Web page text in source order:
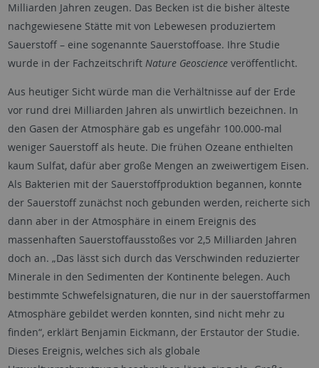
Milliarden Jahren zeugen. Das Becken ist die bisher älteste
nachgewiesene Stätte mit von Lebewesen produziertem
Sauerstoff – eine sogenannte Sauerstoffoase. Ihre Studie
wurde in der Fachzeitschrift Nature Geoscience veröffentlicht.
Aus heutiger Sicht würde man die Verhältnisse auf der Erde
vor rund drei Milliarden Jahren als unwirtlich bezeichnen. In
den Gasen der Atmosphäre gab es ungefähr 100.000-mal
weniger Sauerstoff als heute. Die frühen Ozeane enthielten
kaum Sulfat, dafür aber große Mengen an zweiwertigem Eisen.
Als Bakterien mit der Sauerstoffproduktion begannen, konnte
der Sauerstoff zunächst noch gebunden werden, reicherte sich
dann aber in der Atmosphäre in einem Ereignis des
massenhaften Sauerstoffausstoßes vor 2,5 Milliarden Jahren
doch an. „Das lässt sich durch das Verschwinden reduzierter
Minerale in den Sedimenten der Kontinente belegen. Auch
bestimmte Schwefelsignaturen, die nur in der sauerstoffarmen
Atmosphäre gebildet werden konnten, sind nicht mehr zu
finden“, erklärt Benjamin Eickmann, der Erstautor der Studie.
Dieses Ereignis, welches sich als globale